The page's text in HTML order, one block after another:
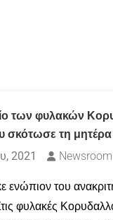
των φυλακών
σκότωσε τη μητέρα
2021
Newsroom
ενώπιον του
φυλακές